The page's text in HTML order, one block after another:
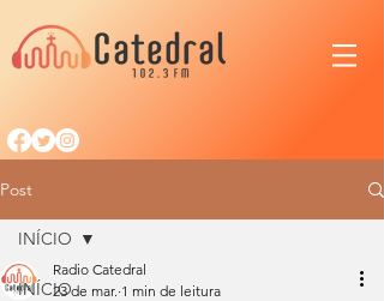
Post
INÍCIO
INÍCIO
Radio Catedral
23 de mar. 1 min de leitura